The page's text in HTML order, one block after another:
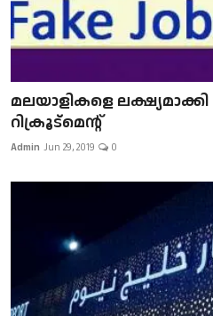
മലയാളികളെ
റിക്രൂട്മെന്റ്
Admin Jun 29, 2019 0